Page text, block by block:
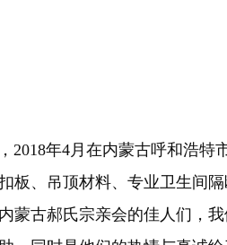
2018年4月在内蒙古呼和浩特
板、吊顶材料、专业卫生间
蒙古郝氏宗亲会的佳人们，